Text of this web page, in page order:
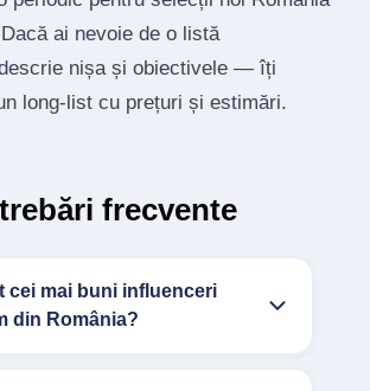
ai nevoie de o listă
nișa și obiectivele — îți
long‑list cu prețuri și estimări.
frecvente
cei mai buni influenceri
din România?